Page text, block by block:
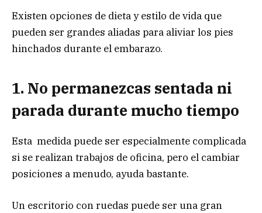
Existen opciones de dieta y estilo de vida que
pueden ser grandes aliadas para aliviar los pies
hinchados durante el embarazo.
1. No permanezcas sentada ni
parada durante mucho tiempo
Esta medida puede ser especialmente complicada
si se realizan trabajos de oficina, pero el cambiar
posiciones a menudo, ayuda bastante.
Un escritorio con ruedas puede ser una gran